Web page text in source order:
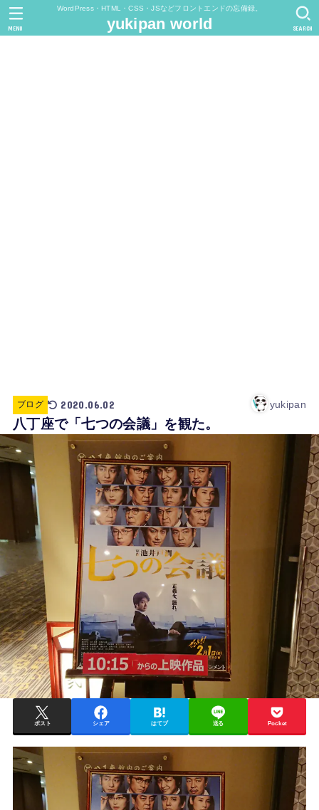
WordPress・HTML・CSS・JSなどフロントエンドの忘備録。
yukipan world SEARCH
MENU
ブログ 2020.06.02 yukipan
八丁座で「七つの会議」を観た。
ポスト シェア はてブ 送る Pocket